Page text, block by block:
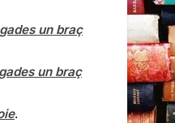
un braç
un braç
.